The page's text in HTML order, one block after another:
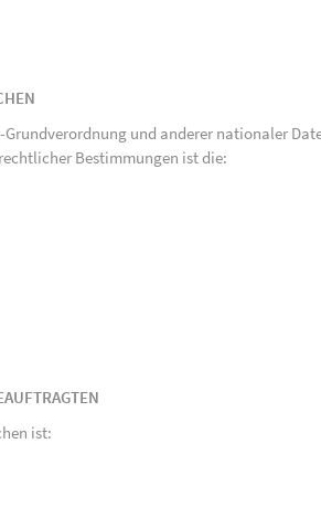
und anderer nationaler
Bestimmungen ist die:
ist: